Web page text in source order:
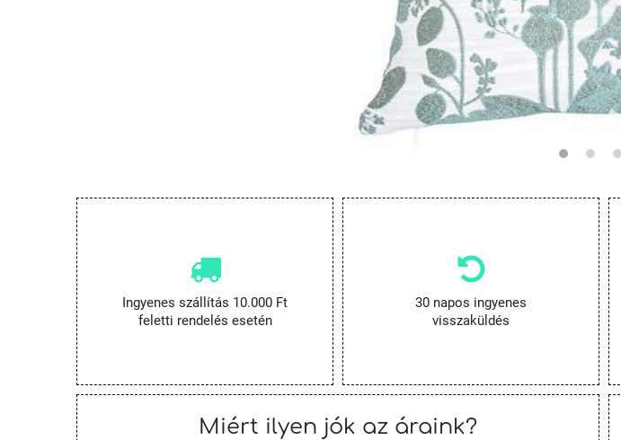
Ingyenes szállítás 10.000 Ft
feletti rendelés esetén
30 napos ingyenes
visszaküldés
Miért ilyen jók az áraink?